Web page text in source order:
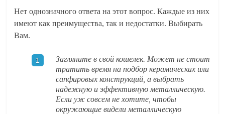
Нет однозначного ответа на этот вопрос. Каждые из них
имеют как преимущества, так и недостатки. Выбирать
Вам.
Загляните в свой кошелек. Может не стоит
тратить время на подбор керамических или
сапфировых конструкций, а выбрать
надежную и эффективную металлическую.
Если уж совсем не хотите, чтобы
окружающие видели металлическую